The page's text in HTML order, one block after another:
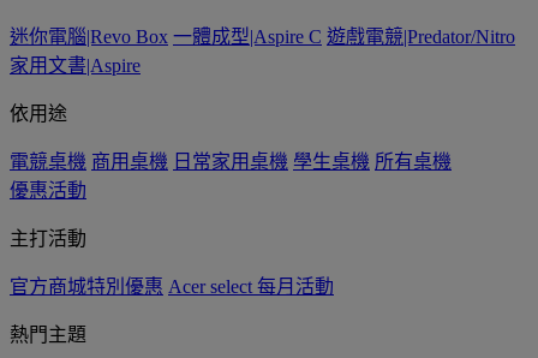
迷你電腦|Revo Box 一體成型|Aspire C 遊戲電競|Predator/Nitro
家用文書|Aspire
依用途
電競桌機 商用桌機 日常家用桌機 學生桌機 所有桌機
優惠活動
主打活動
官方商城特別優惠 Acer select 每月活動
熱門主題